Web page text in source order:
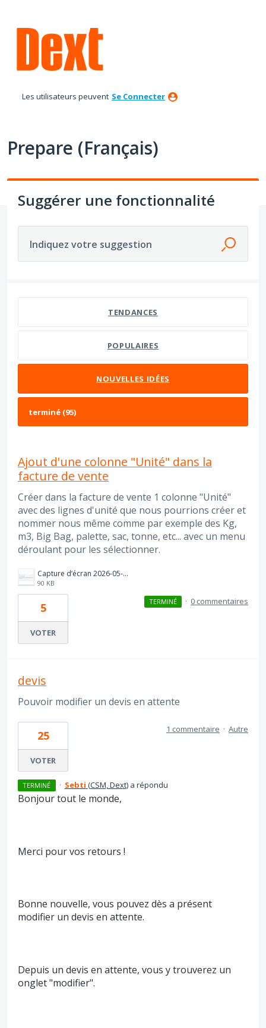
au
contenu
Les utilisateurs peuvent Se Connecter
Prepare (Français)
Suggérer une fonctionnalité
Indiquez votre suggestion
TENDANCES
POPULAIRES
NOUVELLES IDÉES
Ajout d'une colonne "Unité" dans la
facture de vente
Créer dans la facture de vente 1 colonne "Unité"
avec des lignes d'unité que nous pourrions créer et
nommer nous même comme par exemple des Kg,
m3, Big Bag, palette, sac, tonne, etc... avec un menu
déroulant pour les sélectionner.
Capture d’écran 2026-05-06 à 13.45.01.png
90 KB
5
VOTER
TERMINÉ · 0 commentaires
devis
Pouvoir modifier un devis en attente
25
VOTER
1 commentaire · Autre
TERMINÉ · Sebti (CSM, Dext)a répondu
Bonjour tout le monde,
Merci pour vos retours !
Bonne nouvelle, vous pouvez dès a présent
modifier un devis en attente.
Depuis un devis en attente, vous y trouverez un
onglet "modifier".